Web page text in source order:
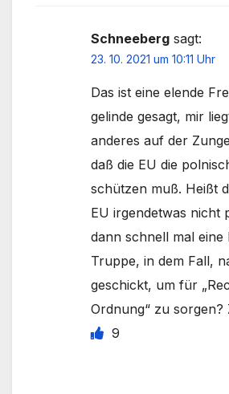
Schneeberg sagt:
23. 10. 2021 um 10:11 Uhr
Das ist eine elende
gelinde gesagt, mir
anderes auf der
daß die EU die
schützen muß. Heißt
EU irgendetwas nicht
dann schnell mal eine
Truppe, in dem Fall,
geschickt, um für
Ordnung“ zu
9